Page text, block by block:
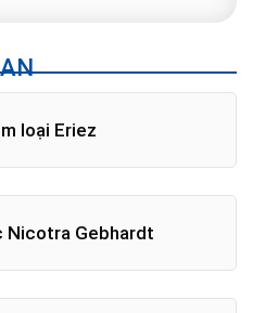
loại Eriez
Nicotra Gebhardt